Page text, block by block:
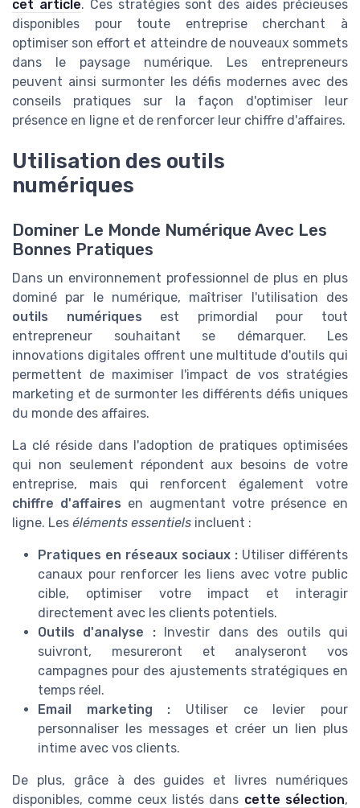
cet article. Ces stratégies sont des aides précieuses
disponibles pour toute entreprise cherchant à
optimiser son effort et atteindre de nouveaux sommets
dans le paysage numérique. Les entrepreneurs
peuvent ainsi surmonter les défis modernes avec des
conseils pratiques sur la façon d'optimiser leur
présence en ligne et de renforcer leur chiffre d'affaires.
Utilisation des outils
numériques
Dominer Le Monde Numérique Avec Les
Bonnes Pratiques
Dans un environnement professionnel de plus en plus
dominé par le numérique, maîtriser l'utilisation des
outils numériques est primordial pour tout
entrepreneur souhaitant se démarquer. Les
innovations digitales offrent une multitude d'outils qui
permettent de maximiser l'impact de vos stratégies
marketing et de surmonter les différents défis uniques
du monde des affaires.
La clé réside dans l'adoption de pratiques optimisées
qui non seulement répondent aux besoins de votre
entreprise, mais qui renforcent également votre
chiffre d'affaires en augmentant votre présence en
ligne. Les éléments essentiels incluent :
Pratiques en réseaux sociaux : Utiliser différents
canaux pour renforcer les liens avec votre public
cible, optimiser votre impact et interagir
directement avec les clients potentiels.
Outils d'analyse :Investir dans des outils qui
suivront, mesureront et analyseront vos
campagnes pour des ajustements stratégiques en
temps réel.
Email marketing : Utiliser ce levier pour
personnaliser les messages et créer un lien plus
intime avec vos clients.
De plus, grâce à des guides et livres numériques
disponibles, comme ceux listés dans cette sélection,